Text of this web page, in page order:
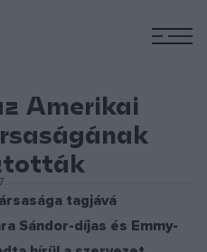
Amerikai
tagjává
Sándor-díjas és Emmy-